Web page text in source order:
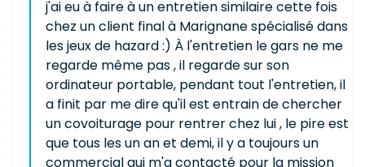
j'ai eu à faire à un entretien similaire cette fois
chez un client final à Marignane spécialisé dans
les jeux de hazard :) À l'entretien le gars ne me
regarde même pas , il regarde sur son
ordinateur portable, pendant tout l'entretien, il
a finit par me dire qu'il est entrain de chercher
un covoiturage pour rentrer chez lui , le pire est
que tous les un an et demi, il y a toujours un
commercial qui m'a contacté pour la mission